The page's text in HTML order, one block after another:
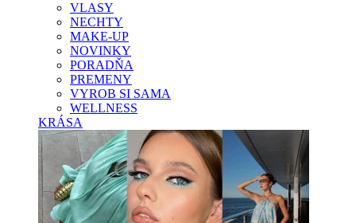
VLASY
NECHTY
MAKE-UP
NOVINKY
PORADŇA
PREMENY
VYROB SI SAMA
WELLNESS
KRÁSA